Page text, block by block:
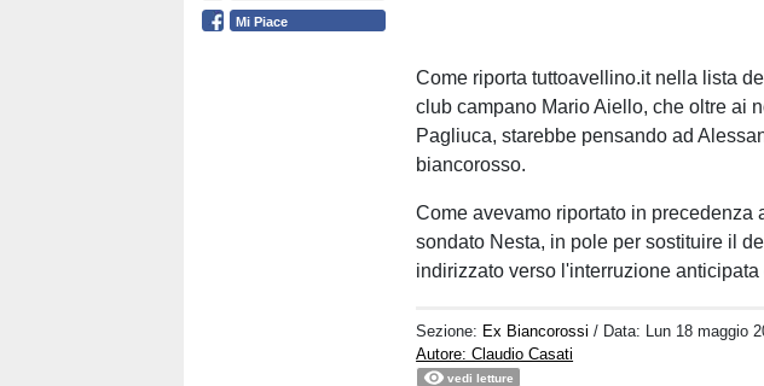
Mi Piace
Come riporta tuttoavellino.it nella lista
club campano Mario Aiello, che oltre ai
Pagliuca, starebbe pensando ad
biancorosso.
Come avevamo riportato in precedenza
sondato Nesta, in pole per sostituire il
indirizzato verso l'interruzione
Sezione: Ex Biancorossi / Data: Lun 18 maggio
Autore: Claudio Casati
vedi letture